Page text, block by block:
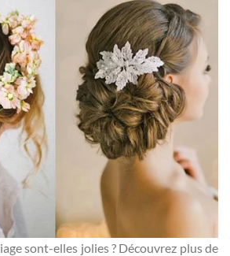
sont-elles jolies ? Découvrez plus de